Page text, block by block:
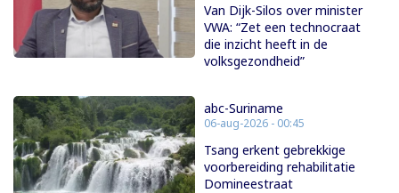
Van Dijk-Silos over minister
VWA: “Zet een technocraat
die inzicht heeft in de
volksgezondheid”
abc-Suriname
06-aug-2026 - 00:45
Tsang erkent gebrekkige
voorbereiding rehabilitatie
Domineestraat